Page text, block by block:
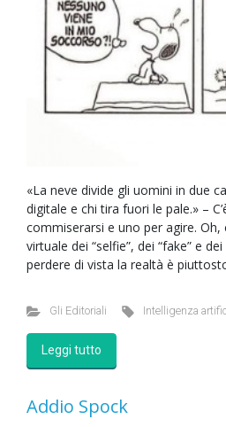
«La neve divide gli uomini in due
digitale e chi tira fuori le pale.» –
commiserarsi e uno per agire.
virtuale dei “selfie”, dei “fake” e
perdere di vista la realtà è
Gli Editoriali Intelligenza
Leggi tutto
Addio Spock